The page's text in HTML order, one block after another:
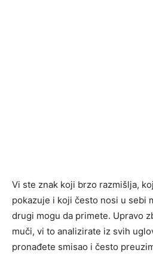
Vi ste znak koji brzo razmišlja,
pokazuje i koji često nosi u sebi
drugi mogu da primete. Upravo
muči, vi to analizirate iz svih
pronađete smisao i često